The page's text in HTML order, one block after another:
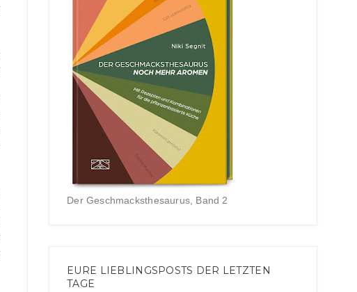
Der Geschmacksthesaurus, Band 2
EURE LIEBLINGSPOSTS DER LETZTEN
TAGE